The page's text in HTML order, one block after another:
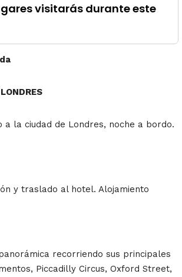
visitarás durante este
a la ciudad de Londres, noche a bordo.
y traslado al hotel. Alojamiento
recorriendo sus principales
Piccadilly Circus, Oxford Street,